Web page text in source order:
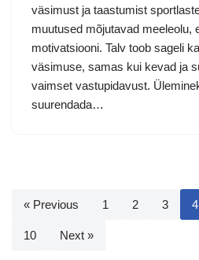
väsimust ja taastumist
muutused mõjutavad meeleolu,
motivatsiooni. Talv toob sageli
väsimuse, samas kui kevad ja
vaimset vastupidavust.
suurendada…
« Previous 1 2 3 4
10 Next »